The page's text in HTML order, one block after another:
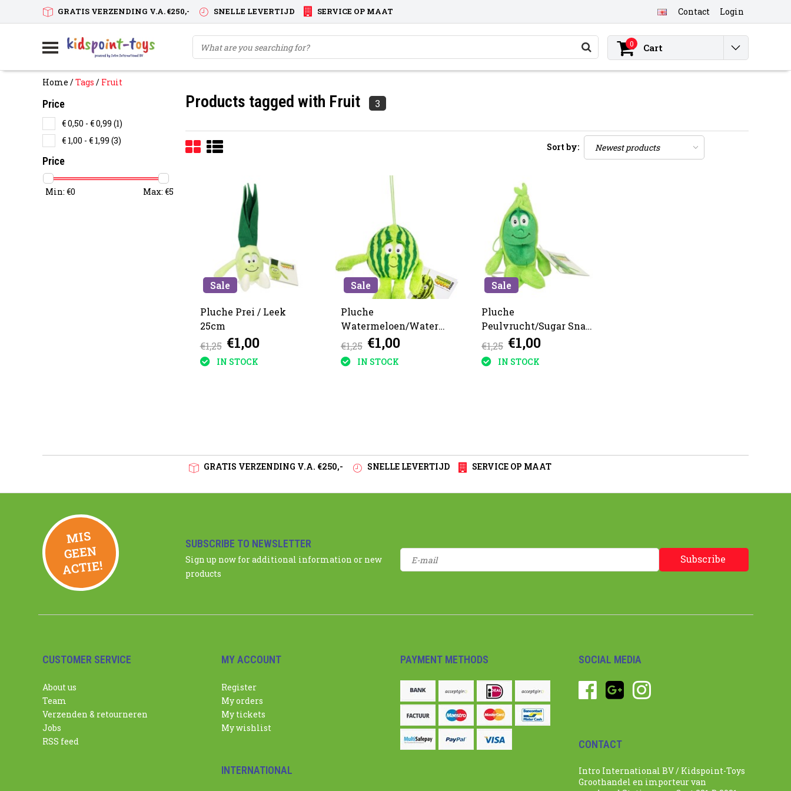
GRATIS VERZENDING V.A. €250,- SNELLE LEVERTIJD SERVICE OP MAAT Contact Login
0 Cart
Home /Tags / Fruit
Price
€ 0,50 - € 0,99 (1)
€ 1,00 - € 1,99 (3)
Price
Min: €0 Max: €5
Products tagged with Fruit 3
Sort by:
Sale
Pluche Prei / Leek
25cm
€1,25 €1,00
IN STOCK
Sale
Pluche
Watermeloen/Watermelon
15cm
€1,25 €1,00
IN STOCK
Sale
Pluche
Peulvrucht/Sugar Snap
16cm
€1,25 €1,00
IN STOCK
GRATIS VERZENDING V.A. €250,- SNELLE LEVERTIJD SERVICE OP MAAT
MIS
GEE
N
ACTIE!
SUBSCRIBE TO NEWSLETTER
Sign up now for additional information or new
products
Subscribe
CUSTOMER SERVICE
About us
Team
Verzenden & retourneren
Jobs
RSS feed
MY ACCOUNT
Register
My orders
My tickets
My wishlist
INTERNATIONAL
PAYMENT METHODS SOCIAL MEDIA
CONTACT
Intro International BV / Kidspoint-Toys
Groothandel en importeur van